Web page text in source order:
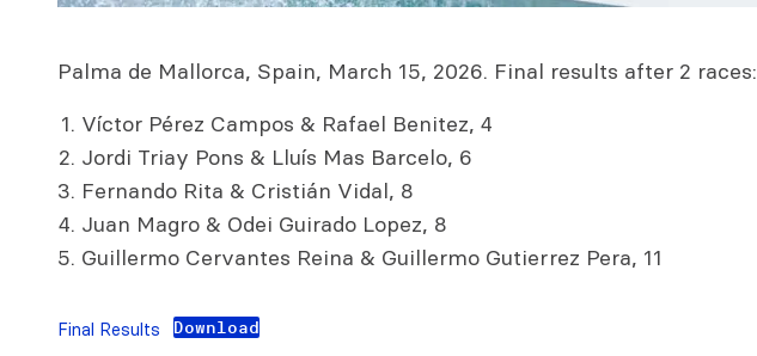
Palma de Mallorca, Spain, March 15, 2026. Final results after 2 races:
Víctor Pérez Campos & Rafael Benitez, 4
Jordi Triay Pons & Lluís Mas Barcelo, 6
Fernando Rita & Cristián Vidal, 8
Juan Magro & Odei Guirado Lopez, 8
Guillermo Cervantes Reina & Guillermo Gutierrez Pera, 11
Final Results Download